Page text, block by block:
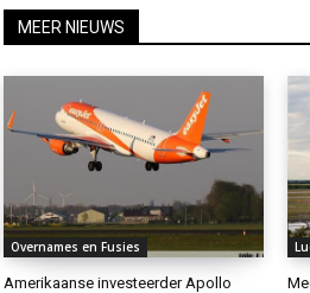
MEER NIEUWS
Overnames en Fusies
Amerikaanse investeerder Apollo